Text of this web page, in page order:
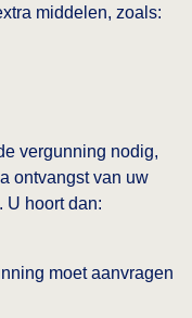
middelen, zoals:
vergunning nodig,
ontvangst van uw
U hoort dan:
moet aanvragen